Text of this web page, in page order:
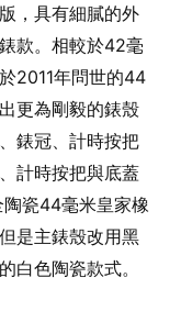
，具有細膩的外
款。相較於42毫
2011年問世的44
更為剛毅的錶殼
錶冠、計時按把
計時按把與底蓋
瓷44毫米皇家橡
是主錶殼改用黑
白色陶瓷款式。